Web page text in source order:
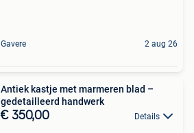
Gavere 2 aug 26
Antiek kastje met marmeren blad –
gedetailleerd handwerk
€ 350,00 Details